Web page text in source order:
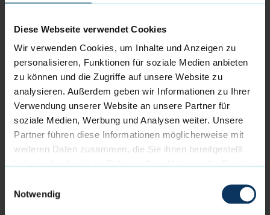
Diese Webseite verwendet Cookies
Wir verwenden Cookies, um Inhalte und Anzeigen zu
personalisieren, Funktionen für soziale Medien anbieten
zu können und die Zugriffe auf unsere Website zu
analysieren. Außerdem geben wir Informationen zu Ihrer
Verwendung unserer Website an unsere Partner für
soziale Medien, Werbung und Analysen weiter. Unsere
Partner führen diese Informationen möglicherweise mit
weiteren Daten zusammen, die Sie ihnen bereitgestellt
Notwendig
Eisbären Bremerhaven e.V. treten gemeinsam an –
(EWW) und Johannes Marggraf (Eisbären
Bremerhaven). Dieses Match zeigt eindrucksvoll,
dass Sport keine Barrieren kennt und wie viel Freude
inklusives Miteinander bringen kann.
Die Eisbären Bremerhaven und die Elbe-Weser
Welten laden alle Basketballfans, Familien und
Interessierten ein, Teil dieses besonderen Tages zu
werden.
14.12.2024 I 18 Uhr I Stadthalle Bremerhaven